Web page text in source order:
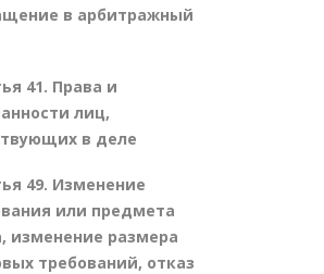
в арбитражный
41. Права и
лиц,
в деле
49. Изменение
или предмета
изменение размера
требований, отказ